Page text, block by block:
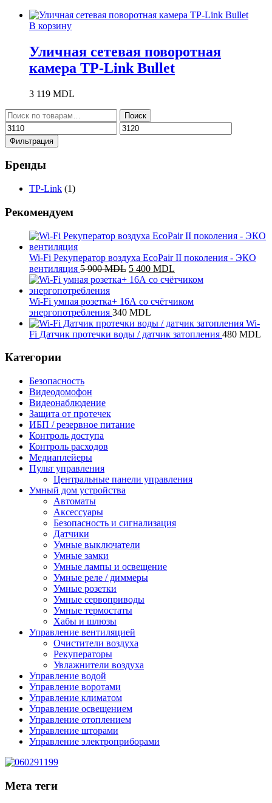
В корзину
Уличная сетевая поворотная
камера TP-Link Bullet
3 119 MDL
Искать:
Поиск
Минимальная
цена
Максимальная
цена
Фильтрация
Бренды
TP-Link (1)
Рекомендуем
Wi-Fi Рекуператор воздуха EcoPair II поколения - ЭКО
вентиляция 5 900MDL Первоначальная
цена
5
900 MDL.
5 400 MDL
цена:
400 MDL.
Wi-Fi умная розетка+ 16А со счётчиком
энергопотребления 340 MDL
Wi-
Fi Датчик протечки воды / датчик затопления 480 MDL
Категории
Безопасность
Видеодомофон
Видеонаблюдение
Защита от протечек
ИБП / резервное питание
Контроль доступа
Контроль расходов
Медиаплейеры
Пульт управления
Центральные панели управления
Умный дом устройства
Автоматы
Аксессуары
Безопасность и сигнализация
Датчики
Умные выключатели
Умные замки
Умные лампы и освещение
Умные реле / диммеры
Умные розетки
Умные сервоприводы
Умные термостаты
Хабы и шлюзы
Управление вентиляцией
Очистители воздуха
Рекуператоры
Увлажнители воздуха
Управление водой
Управление воротами
Управление климатом
Управление освещением
Управление отоплением
Управление шторами
Управление электроприборами
Мета теги